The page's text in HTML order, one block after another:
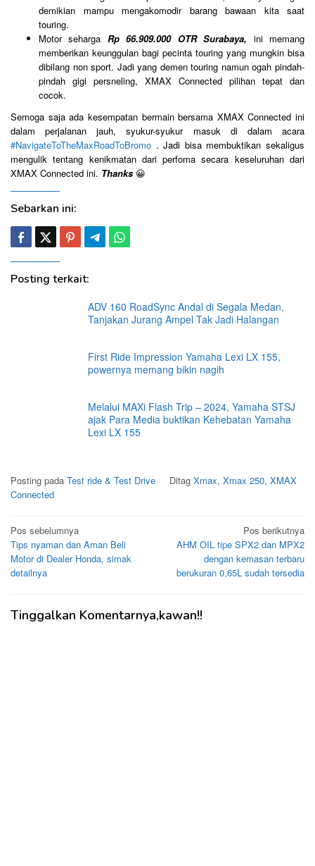
demikian mampu mengakomodir barang bawaan kita saat
touring.
Motor seharga Rp 66.909.000 OTR Surabaya, ini memang
memberikan keunggulan bagi pecinta touring yang mungkin bisa
dibilang non sport. Jadi yang demen touring namun ogah pindah-
pindah gigi persneling, XMAX Connected pilihan tepat dan
cocok.
Semoga saja ada kesempatan bermain bersama XMAX Connected ini
dalam perjalanan jauh, syukur-syukur masuk di dalam acara
#NavigateToTheMaxRoadToBromo . Jadi bisa membuktikan sekaligus
mengulik tentang kenikmatan dari perfoma secara keseluruhan dari
XMAX Connected ini. Thanks 😀
Sebarkan ini:
Posting terkait:
ADV 160 RoadSync Andal di Segala Medan,
Tanjakan Jurang Ampel Tak Jadi Halangan
First Ride Impression Yamaha Lexi LX 155,
powernya memang bikin nagih
Melalui MAXi Flash Trip – 2024, Yamaha STSJ
ajak Para Media buktikan Kehebatan Yamaha
Lexi LX 155
Posting pada Test ride & Test Drive Ditag Xmax, Xmax 250, XMAX
Connected
Navigasi
pos
Pos sebelumnya
Tips nyaman dan Aman Beli
Motor di Dealer Honda, simak
detailnya
Pos berikutnya
AHM OIL tipe SPX2 dan MPX2
dengan kemasan terbaru
berukuran 0,65L sudah tersedia
Tinggalkan Komentarnya,kawan!!